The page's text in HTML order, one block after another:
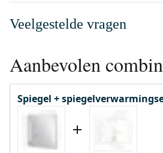
Veelgestelde vragen
Aanbevolen
Spiegel +